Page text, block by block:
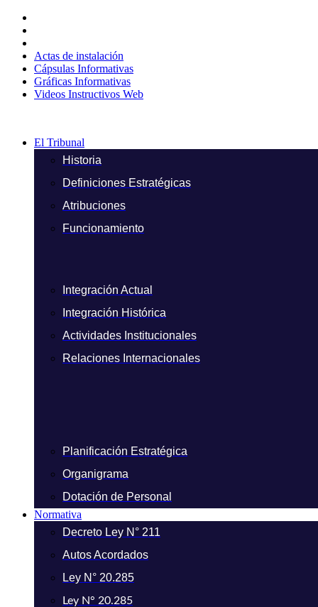
contenido
Actas de instalación
Cápsulas Informativas
Gráficas Informativas
Videos Instructivos Web
El Tribunal
Historia
Definiciones Estratégicas
Atribuciones
Funcionamiento
Integración Actual
Integración Histórica
Actividades Institucionales
Relaciones Internacionales
Planificación Estratégica
Organigrama
Dotación de Personal
Normativa
Decreto Ley N° 211
Autos Acordados
Ley N° 20.285
Ley N° 20.285